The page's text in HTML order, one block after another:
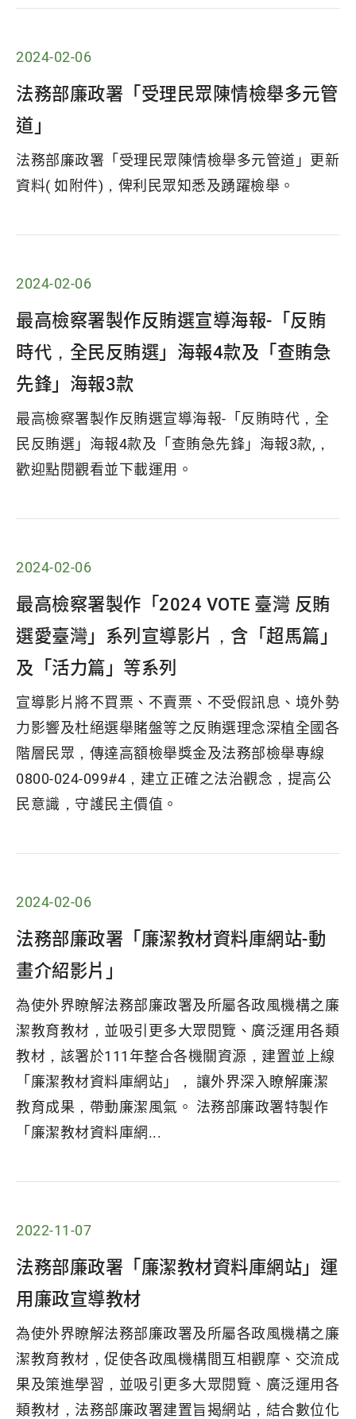
2024-02-06
法務部廉政署「受理民眾陳情檢舉多元管
道」
法務部廉政署「受理民眾陳情檢舉多元管道」更新
資料( 如附件)，俾利民眾知悉及踴躍檢舉。
2024-02-06
最高檢察署製作反賄選宣導海報-「反賄
時代，全民反賄選」海報4款及「查賄急
先鋒」海報3款
最高檢察署製作反賄選宣導海報-「反賄時代，全
民反賄選」海報4款及「查賄急先鋒」海報3款,，
歡迎點閱觀看並下載運用。
2024-02-06
最高檢察署製作「2024 VOTE 臺灣 反賄
選愛臺灣」系列宣導影片，含「超馬篇」
及「活力篇」等系列
宣導影片將不買票、不賣票、不受假訊息、境外勢
力影響及杜絕選舉賭盤等之反賄選理念深植全國各
階層民眾，傳達高額檢舉獎金及法務部檢舉專線
0800-024-099#4，建立正確之法治觀念，提高公
民意識，守護民主價值。
2024-02-06
法務部廉政署「廉潔教材資料庫網站-動
畫介紹影片」
為使外界瞭解法務部廉政署及所屬各政風機構之廉
潔教育教材，並吸引更多大眾閱覽、廣泛運用各類
教材，該署於111年整合各機關資源，建置並上線
「廉潔教材資料庫網站」， 讓外界深入瞭解廉潔
教育成果，帶動廉潔風氣。 法務部廉政署特製作
「廉潔教材資料庫網...
2022-11-07
法務部廉政署「廉潔教材資料庫網站」運
用廉政宣導教材
為使外界瞭解法務部廉政署及所屬各政風機構之廉
潔教育教材，促使各政風機構間互相觀摩、交流成
果及策進學習，並吸引更多大眾閱覽、廣泛運用各
類教材，法務部廉政署建置旨揭網站，結合數位化